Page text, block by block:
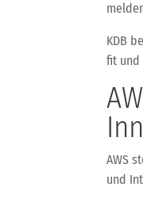
KDB
fit und
AWS
und